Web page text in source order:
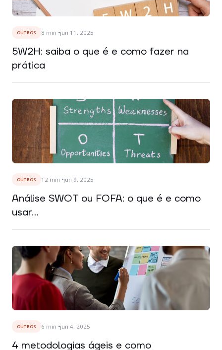
OUTROS 8 min jun 11, 2025
5W2H: saiba o que é e como fazer na
prática
OUTROS 12 min jun 9, 2025
Análise SWOT ou FOFA: o que é e como
usar...
OUTROS 6 min jun 4, 2025
4 metodologias ágeis e como